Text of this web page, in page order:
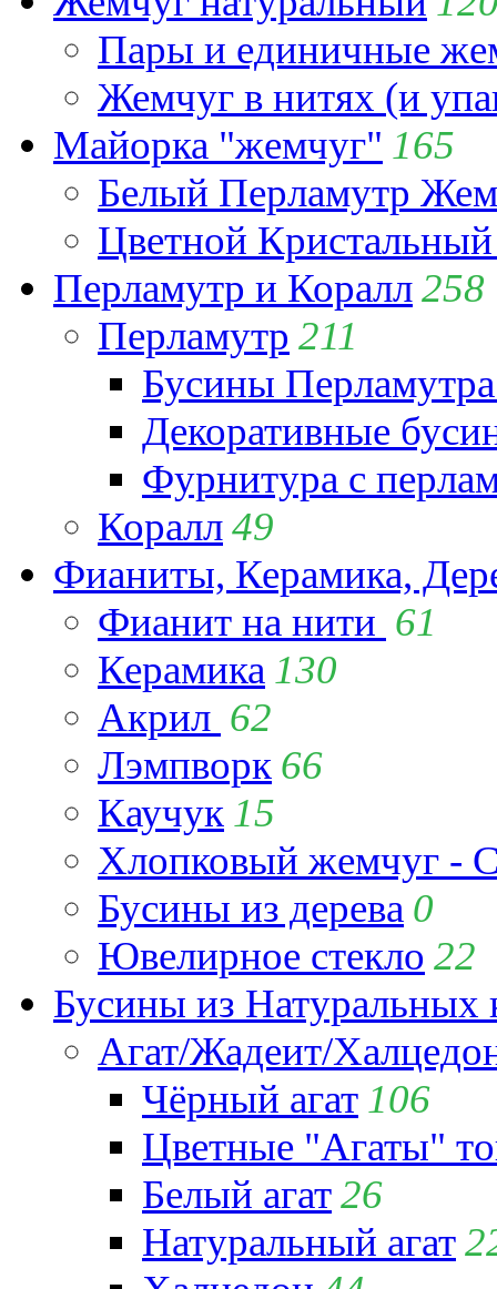
Пары и единичные
Жемчуг в нитях (и
Майорка "жемчуг" 165
Белый Перламутр
Цветной
Перламутр и Коралл258
Перламутр 211
Бусины
Декоративные
Фурнитура с
Коралл49
Фианиты, Керамика,
Фианит на нити 61
Керамика 130
Акрил 62
Лэмпворк 66
Каучук 15
Хлопковый жемчуг -
Бусины из дерева 0
Ювелирное стекло 22
Бусины из Натуральных
Агат/Жадеит/
Чёрный агат 106
Цветные "Агаты"
Белый агат26
Натуральный агат